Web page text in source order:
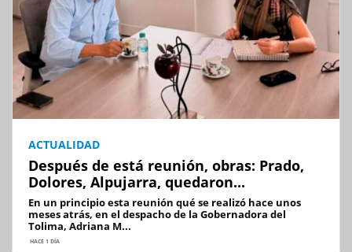
ACTUALIDAD
Después de está reunión, obras: Prado,
Dolores, Alpujarra, quedaron...
En un principio esta reunión qué se realizó hace unos
meses atrás, en el despacho de la Gobernadora del
Tolima, Adriana M...
HACE 1 DÍA